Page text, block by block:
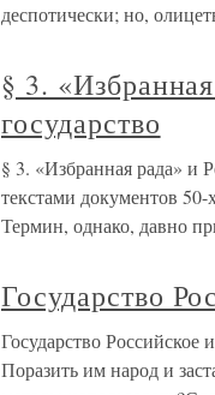
деспотически; но,
§ 3.
государство
§ 3. «Избранная рада» и
текстами документов
Термин, однако, давно
Государство
Государство Российское
Поразить им народ и